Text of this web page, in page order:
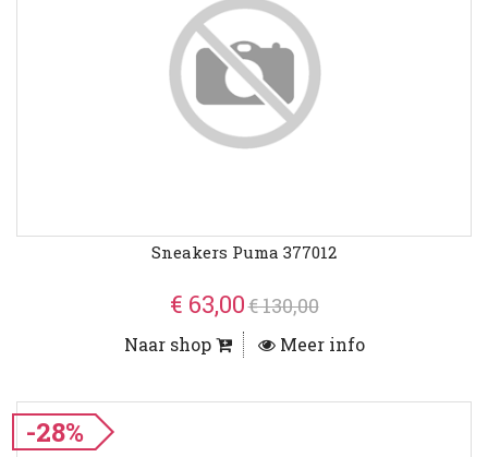
Sneakers Puma 377012
€ 63,00€ 130,00
Naar shop Meer info
-28%